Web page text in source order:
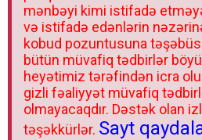
mənbəyi kimi istifadə
və istifadə edənlərin
kobud pozuntusuna
bütün müvafiq tədbirlər
heyətimiz tərəfindən icra
gizli fəaliyyət müvafiq
olmayacaqdır. Dəstək olan
təşəkkürlər. Sayt